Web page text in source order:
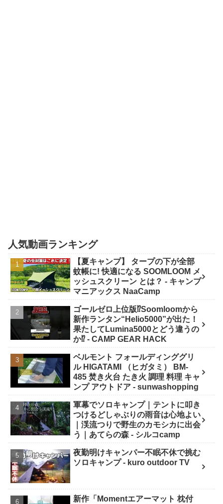
人気動画ランキング
【夏キャンプ】 タープの下が全部
蚊帳に! 快適になる SOOMLOOM メ
ッシュスクリーン とは？ - キャンプ
マニアックス NaaCamp
ゴールゼロ上位版⁉️Soomloomから
新作ランタン“Helio5000”が出た！
果たしてLumina5000とどう違うの
か⁉️ - CAMP GEAR HACK
ベルモント フォールディンググリ
ル HIGATAMI （ヒガタミ） BM-
485 焚き火台 たき火 調理 料理 キャ
ンプ アウトドア - sunwashopping
軍幕でソロキャンプ｜テントに叩き
つけるどしゃぶりの雨音は心地よい
｜渓流つりで野生のカモシカに出会
う｜あてらの森 - シルコcamp
夜勤明けキャンパー不眠不休で挑む
ソロキャンプ - kuro outdoor TV
新作「Momentエアーマット 枕付